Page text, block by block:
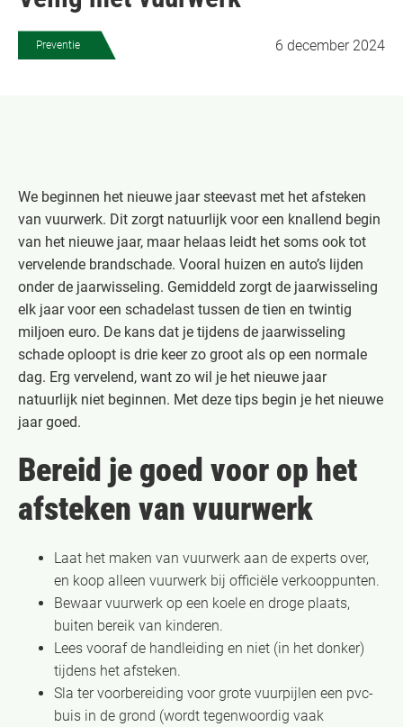
Preventie 6 december 2024
We beginnen het nieuwe jaar steevast met het afsteken
van vuurwerk. Dit zorgt natuurlijk voor een knallend begin
van het nieuwe jaar, maar helaas leidt het soms ook tot
vervelende brandschade. Vooral huizen en auto’s lijden
onder de jaarwisseling. Gemiddeld zorgt de jaarwisseling
elk jaar voor een schadelast tussen de tien en twintig
miljoen euro. De kans dat je tijdens de jaarwisseling
schade oploopt is drie keer zo groot als op een normale
dag. Erg vervelend, want zo wil je het nieuwe jaar
natuurlijk niet beginnen. Met deze tips begin je het nieuwe
jaar goed.
Bereid je goed voor op het
afsteken van vuurwerk
​Laat het maken van vuurwerk aan de experts over,
en koop alleen vuurwerk bij officiële verkooppunten.
Bewaar vuurwerk op een koele en droge plaats,
buiten bereik van kinderen.​
Lees vooraf de handleiding en niet (in het donker)
tijdens het afsteken.
Sla ter voorbereiding voor grote vuurpijlen een pvc-
buis in de grond (wordt tegenwoordig vaak